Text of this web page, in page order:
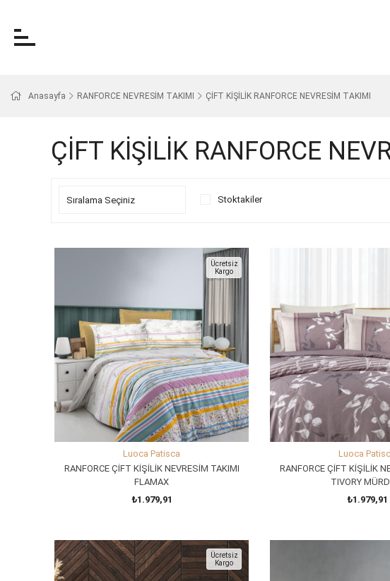
Anasayfa RANFORCE NEVRESİM TAKIMI ÇİFT KİŞİLİK RANFORCE NEVRESİM TAKIMI
ÇİFT KİŞİLİK RANFORCE
Stoktakiler
Ücretsiz
Kargo
Luoca Patisca
RANFORCE ÇİFT KİŞİLİK NEVRESİM TAKIMI
FLAMAX
₺1.979,91
Luoca
RANFORCE ÇİFT KİŞİLİK
TIVORY
₺1.979,91
Ücretsiz
Kargo